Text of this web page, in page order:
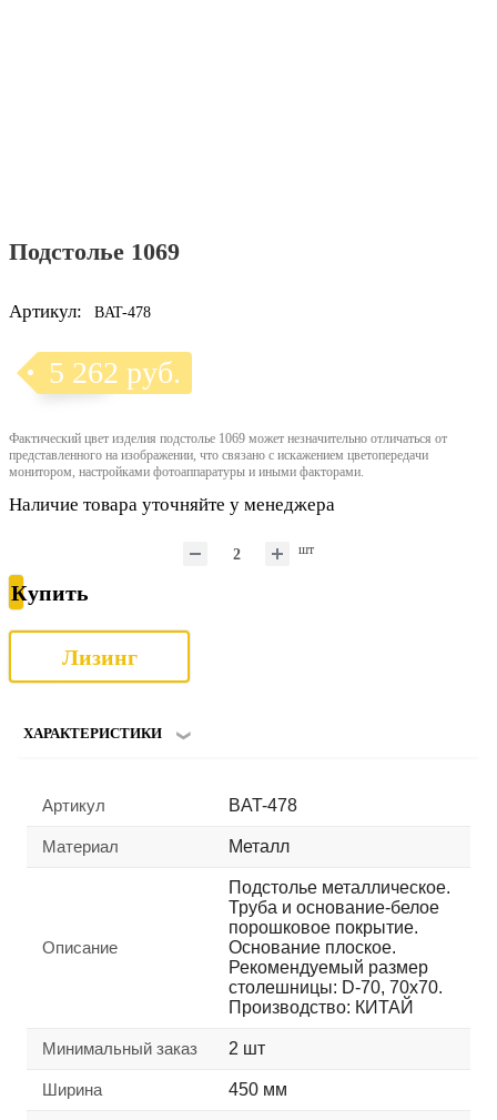
Подстолье 1069
Артикул: BAT-478
5 262 руб.
Фактический цвет изделия подстолье 1069 может незначительно отличаться от
представленного на изображении, что связано с искажением цветопередачи
монитором, настройками фотоаппаратуры и иными факторами.
Наличие товара уточняйте у менеджера
шт
Купить
Лизинг
ХАРАКТЕРИСТИКИ
Артикул BAT-478
Материал Металл
Описание
Подстолье металлическое.
Труба и основание-белое
порошковое покрытие.
Основание плоское.
Рекомендуемый размер
столешницы: D-70, 70х70.
Производство: КИТАЙ
Минимальный заказ 2 шт
Ширина 450 мм